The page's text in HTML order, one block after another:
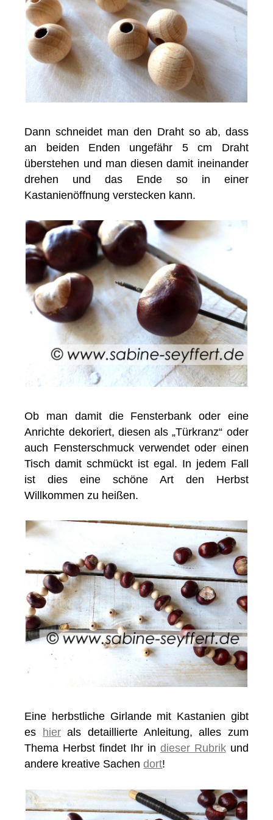
Dann schneidet man den Draht so ab, dass
an beiden Enden ungefähr 5 cm Draht
überstehen und man diesen damit ineinander
drehen und das Ende so in einer
Kastanienöffnung verstecken kann.
Ob man damit die Fensterbank oder eine
Anrichte dekoriert, diesen als „Türkranz“ oder
auch Fensterschmuck verwendet oder einen
Tisch damit schmückt ist egal. In jedem Fall
ist dies eine schöne Art den Herbst
Willkommen zu heißen.
Eine herbstliche Girlande mit Kastanien gibt
es
hierals detaillierte Anleitung, alles zum
Thema Herbst findet Ihr in dieser Rubrikund
andere kreative Sachendort!